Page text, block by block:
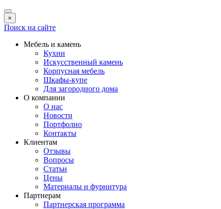
×
Поиск на сайте
Мебель и камень
Кухни
Искусственный камень
Корпусная мебель
Шкафы-купе
Для загородного дома
О компании
О нас
Новости
Портфолио
Контакты
Клиентам
Отзывы
Вопросы
Статьи
Цены
Материалы и фурнитура
Партнерам
Партнерская программа